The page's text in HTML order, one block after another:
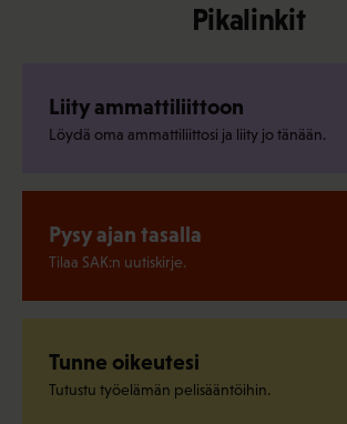
Pikalinkit
Liity ammattiliittoon
Löydä oma ammattiliittosi ja liity jo tänään.
Pysy ajan tasalla
Tilaa SAK:n uutiskirje.
Tunne oikeutesi
Tutustu työelämän pelisääntöihin.